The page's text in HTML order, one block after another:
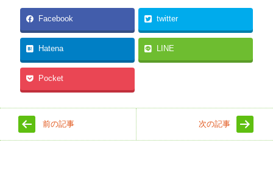
Facebook twitter
Hatena LINE
Pocket
前の記事 次の記事